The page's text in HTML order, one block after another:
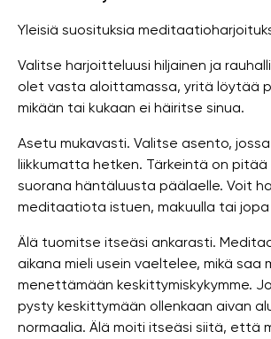
Yleisiä suosituksia
Valitse harjoitteluusi hiljainen ja
olet vasta aloittamassa, yritä löytää
mikään tai kukaan ei häiritse sinua.
Asetu mukavasti. Valitse asento,
liikkumatta hetken. Tärkeintä on pitää
suorana häntäluusta päälaelle. Voit
meditaatiota istuen, makuulla tai
Älä tuomitse itseäsi ankarasti.
aikana mieli usein vaeltelee, mikä saa
menettämään keskittymiskykymme.
pysty keskittymään ollenkaan aivan
normaalia. Älä moiti itseäsi siitä, että